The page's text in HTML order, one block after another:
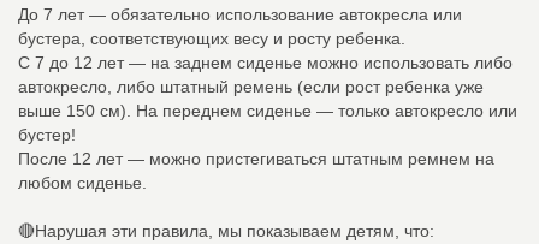
До 7 лет — обязательно использование автокресла или
бустера, соответствующих весу и росту ребенка.
С 7 до 12 лет — на заднем сиденье можно использовать либо
автокресло, либо штатный ремень (если рост ребенка уже
выше 150 см). На переднем сиденье — только автокресло или
бустер!
После 12 лет — можно пристегиваться штатным ремнем на
любом сиденье.
🔴Нарушая эти правила, мы показываем детям, что: